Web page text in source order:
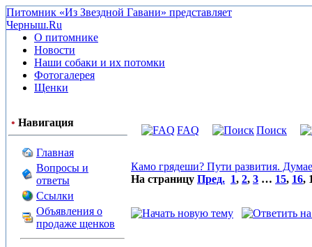
Питомник «Из Звездной Гавани» представляет
Черныш.Ru
О питомнике
Новости
Наши собаки и их потомки
Фотогалерея
Щенки
• Навигация
Главная
Вопросы и
ответы
Ссылки
Объявления о
продаже щенков
FAQ Поиск
Камо грядеши? Пути развития.
На страницу Пред. 1, 2, 3 … 15, 16,